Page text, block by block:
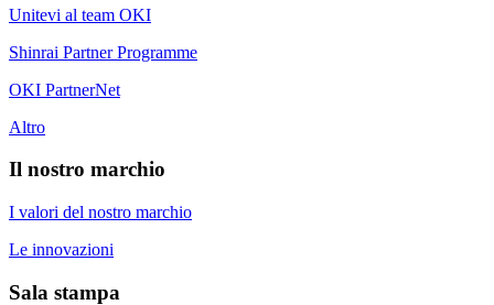
Unitevi al team OKI
Shinrai Partner Programme
OKI PartnerNet
Altro
Il nostro marchio
I valori del nostro marchio
Le innovazioni
Sala stampa